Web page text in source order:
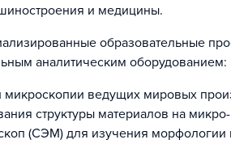
и медицины.
образовательные
аналитическим оборудованием:
ведущих мировых
структуры материалов на
(СЭМ) для изучения морфологии